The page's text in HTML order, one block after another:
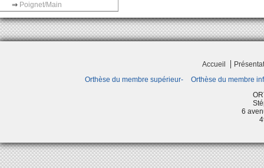
⇒ Poignet/Main
Accueil
Orthèse du membre supérieur
Orthèse du membre
6